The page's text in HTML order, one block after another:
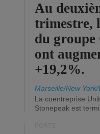
Au
trimestre,
du
ont
+19,2%.
Marseille/New
La coentreprise
Stonepeak est